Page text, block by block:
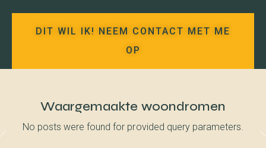
DIT WIL IK! NEEM CONTACT MET ME
OP
Waargemaakte woondromen
No posts were found for provided query parameters.